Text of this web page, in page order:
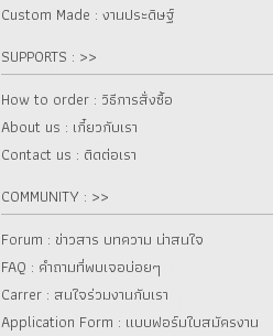
Custom Made : งานประดิษฐ์
SUPPORTS : >>
How to order : วิธีการสั่งซื้อ
About us : เกี๋ยวกับเรา
Contact us : ติดต่อเรา
COMMUNITY : >>
Forum : ข่าวสาร บทความ น่าสนใจ
FAQ : คำถามที่พบเจอบ่อยๆ
Carrer : สนใจร่วมงานกับเรา
Application Form : แบบฟอร์มใบสมัครงาน